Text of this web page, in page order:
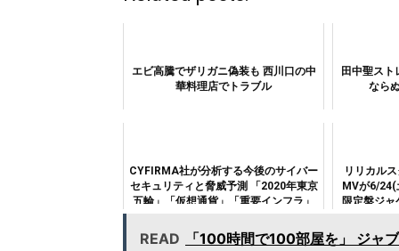
エビ高騰でザリガニ偽装も 西川口の中
華料理店でトラブル
田中聖スト
なら
CYFIRMA社が分析する今後のサイバー
セキュリティと脅威予測 「2020年東京
五輪」「仮想通貨」「重要インフラ」
リリカル
MVが6/24(
限定盤ジ
READ
「100時間で100部屋を」 ジャ